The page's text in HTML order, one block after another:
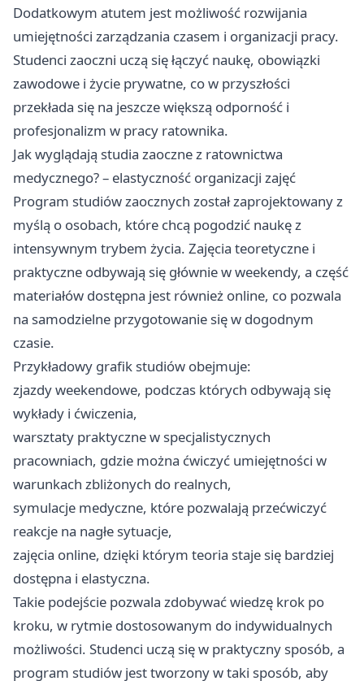
Dodatkowym atutem jest możliwość rozwijania
umiejętności zarządzania czasem i organizacji pracy.
Studenci zaoczni uczą się łączyć naukę, obowiązki
zawodowe i życie prywatne, co w przyszłości
przekłada się na jeszcze większą odporność i
profesjonalizm w pracy ratownika.
Jak wyglądają studia zaoczne z ratownictwa
medycznego? – elastyczność organizacji zajęć
Program studiów zaocznych został zaprojektowany z
myślą o osobach, które chcą pogodzić naukę z
intensywnym trybem życia. Zajęcia teoretyczne i
praktyczne odbywają się głównie w weekendy, a część
materiałów dostępna jest również online, co pozwala
na samodzielne przygotowanie się w dogodnym
czasie.
Przykładowy grafik studiów obejmuje:
zjazdy weekendowe, podczas których odbywają się
wykłady i ćwiczenia,
warsztaty praktyczne w specjalistycznych
pracowniach, gdzie można ćwiczyć umiejętności w
warunkach zbliżonych do realnych,
symulacje medyczne, które pozwalają przećwiczyć
reakcje na nagłe sytuacje,
zajęcia online, dzięki którym teoria staje się bardziej
dostępna i elastyczna.
Takie podejście pozwala zdobywać wiedzę krok po
kroku, w rytmie dostosowanym do indywidualnych
możliwości. Studenci uczą się w praktyczny sposób, a
program studiów jest tworzony w taki sposób, aby